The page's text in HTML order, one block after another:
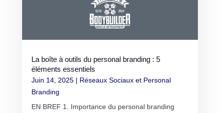
La boîte à outils du personal branding : 5
éléments essentiels
Juin 14, 2025| Réseaux Sociaux et Personal
Branding
EN BREF 1. Importance du personal branding